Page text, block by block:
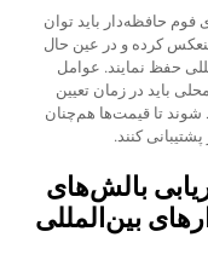
حافظه‌دار باید توان
منعکس کرده و در عین حال
حفظ نمایند. عوامل
باید در زمان تعیین
تا قیمت‌ها هم‌چنان
کنند.
بالش‌های
بین‌المللی